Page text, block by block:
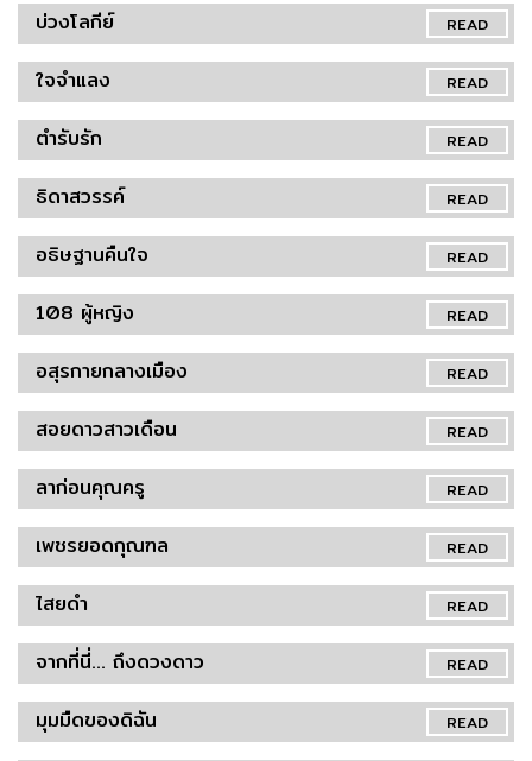
READ
บ่วงโลกีย์
READ
ใจจำแลง
READ
ตำรับรัก
READ
ธิดาสวรรค์
READ
อธิษฐานคืนใจ
READ
108 ผู้หญิง
READ
อสุรกายกลางเมือง
READ
สอยดาวสาวเดือน
READ
ลาก่อนคุณครู
READ
เพชรยอดกุณฑล
READ
ไสยดำ
READ
จากที่นี่... ถึงดวงดาว
READ
มุมมืดของดิฉัน